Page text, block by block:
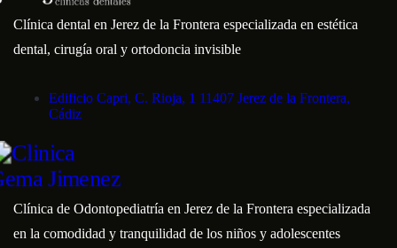
Clínica dental en Jerez de la Frontera especializada en estética
dental, cirugía oral y ortodoncia invisible
Edificio Capri, C. Rioja, 1 11407 Jerez de la Frontera,
Cádiz
Clínica de Odontopediatría en Jerez de la Frontera especializada
en la comodidad y tranquilidad de los niños y adolescentes